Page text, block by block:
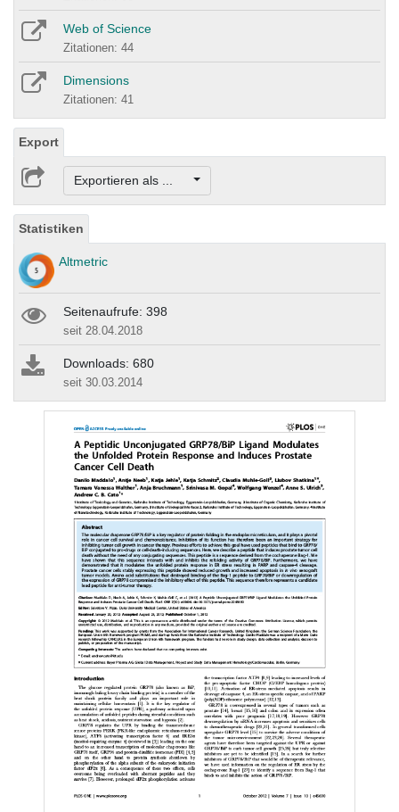
Web of Science
Zitationen: 44
Dimensions
Zitationen: 41
Export
Exportieren als ...
Statistiken
Altmetric
Seitenaufrufe: 398
seit 28.04.2018
Downloads: 680
seit 30.03.2014